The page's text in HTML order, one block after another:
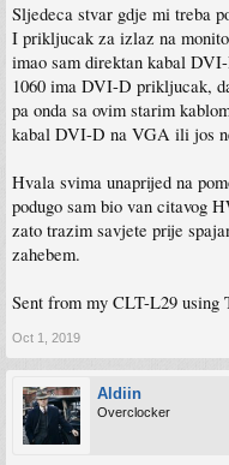
Sljedeca stvar gdje mi treba
I prikljucak za izlaz na
imao sam direktan kabal
1060 ima DVI-D prikljucak,
pa onda sa ovim starim
kabal DVI-D na VGA ili jos
Hvala svima unaprijed na
podugo sam bio van citavog
zato trazim savjete prije
zahebem.
Sent from my CLT-L29 using
Oct 1, 2019
Aldiin
Overclocker